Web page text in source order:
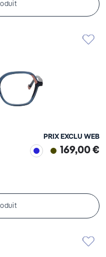
PRIX EXCLU WEB
169,00 €